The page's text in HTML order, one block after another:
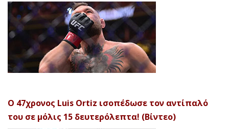
Ο 47χρονος Luis Ortiz ισοπέδωσε τον αντίπαλό
του σε μόλις 15 δευτερόλεπτα! (Βίντεο)